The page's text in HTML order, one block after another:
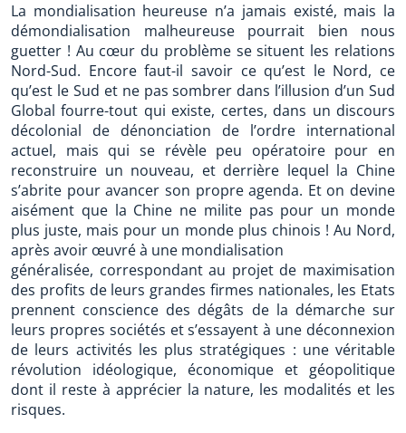
La mondialisation heureuse n’a jamais existé, mais la
démondialisation malheureuse pourrait bien nous
guetter ! Au cœur du problème se situent les relations
Nord-Sud. Encore faut-il savoir ce qu’est le Nord, ce
qu’est le Sud et ne pas sombrer dans l’illusion d’un Sud
Global fourre-tout qui existe, certes, dans un discours
décolonial de dénonciation de l’ordre international
actuel, mais qui se révèle peu opératoire pour en
reconstruire un nouveau, et derrière lequel la Chine
s’abrite pour avancer son propre agenda. Et on devine
aisément que la Chine ne milite pas pour un monde
plus juste, mais pour un monde plus chinois ! Au Nord,
après avoir œuvré à une mondialisation
généralisée, correspondant au projet de maximisation
des profits de leurs grandes firmes nationales, les Etats
prennent conscience des dégâts de la démarche sur
leurs propres sociétés et s’essayent à une déconnexion
de leurs activités les plus stratégiques : une véritable
révolution idéologique, économique et géopolitique
dont il reste à apprécier la nature, les modalités et les
risques.